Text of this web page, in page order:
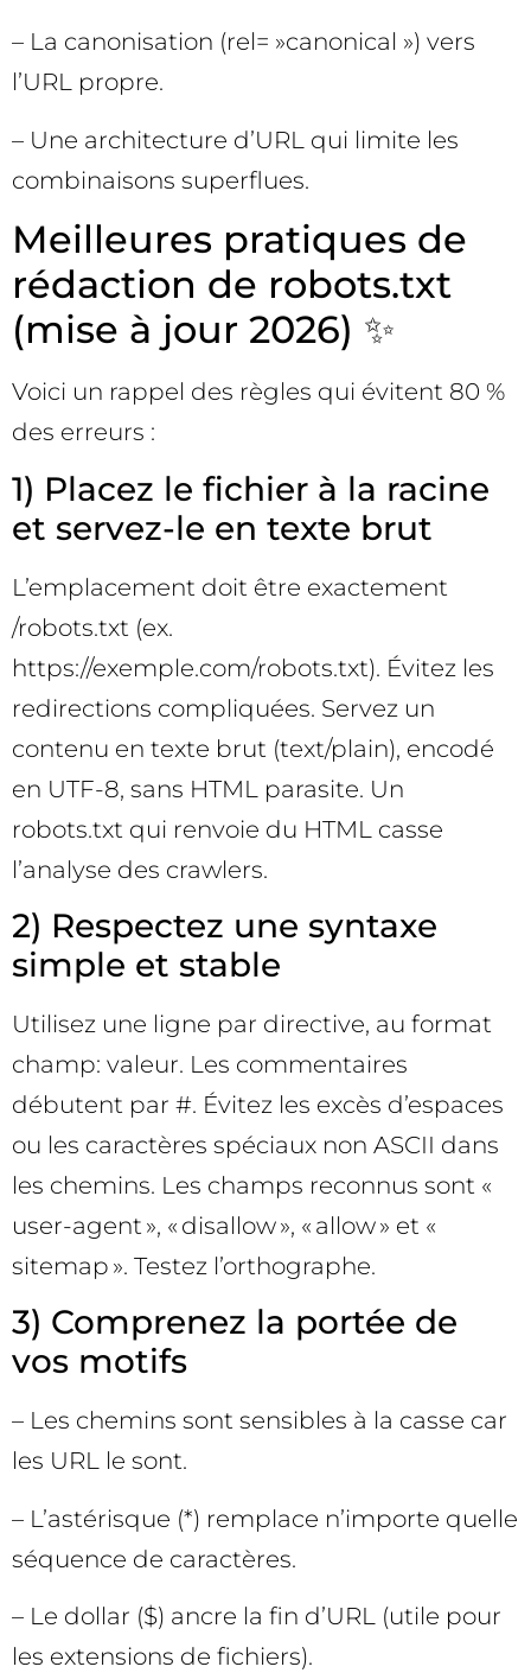
– La canonisation (rel= »canonical ») vers
l’URL propre.
– Une architecture d’URL qui limite les
combinaisons superflues.
Meilleures pratiques de
rédaction de robots.txt
(mise à jour 2026) ✨
Voici un rappel des règles qui évitent 80 %
des erreurs :
1) Placez le fichier à la racine
et servez-le en texte brut
L’emplacement doit être exactement
/robots.txt (ex.
https://exemple.com/robots.txt). Évitez les
redirections compliquées. Servez un
contenu en texte brut (text/plain), encodé
en UTF-8, sans HTML parasite. Un
robots.txt qui renvoie du HTML casse
l’analyse des crawlers.
2) Respectez une syntaxe
simple et stable
Utilisez une ligne par directive, au format
champ: valeur. Les commentaires
débutent par #. Évitez les excès d’espaces
ou les caractères spéciaux non ASCII dans
les chemins. Les champs reconnus sont «
user-agent », « disallow », « allow » et «
sitemap ». Testez l’orthographe.
3) Comprenez la portée de
vos motifs
– Les chemins sont sensibles à la casse car
les URL le sont.
– L’astérisque (*) remplace n’importe quelle
séquence de caractères.
– Le dollar ($) ancre la fin d’URL (utile pour
les extensions de fichiers).